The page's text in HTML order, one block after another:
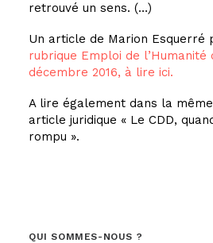
retrouvé un sens. (…)
Un article de Marion Esquerré
rubrique Emploi de l’Humanité
décembre 2016, à lire ici.
A lire également dans la
article juridique « Le CDD,
rompu ».
QUI SOMMES-NOUS ?